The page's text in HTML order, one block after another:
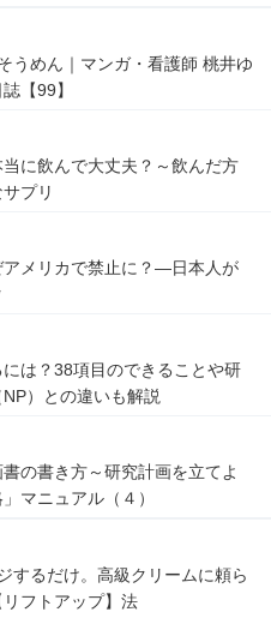
うめん｜マンガ・看護師 桃井ゆ
【99】
に飲んで大丈夫？～飲んだ方
プリ
アメリカで禁止に？―日本人が
は？38項目のできることや研
）との違いも解説
書の書き方～研究計画を立てよ
マニュアル（４）
するだけ。高級クリームに頼ら
フトアップ】法